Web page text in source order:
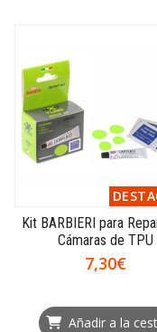
Kit BARBIERI para
Cámaras de TPU
7,30€
Añadir a la